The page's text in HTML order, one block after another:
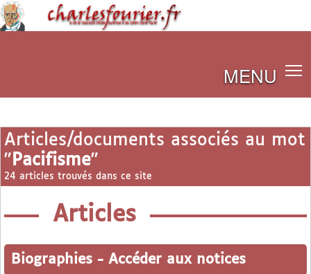
MENU
Articles/documents associés au mot
" Pacifisme"
24 articles trouvés dans ce site
Articles
Biographies - Accéder aux notices